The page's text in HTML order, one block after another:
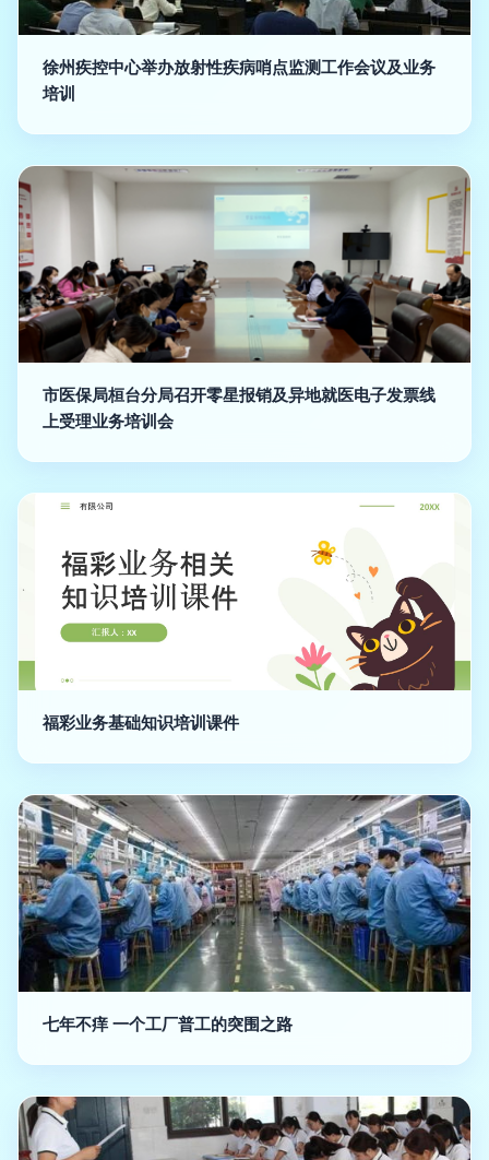
徐州疾控中心举办放射性疾病哨点监测工作会议及业务
培训
市医保局桓台分局召开零星报销及异地就医电子发票线
上受理业务培训会
福彩业务基础知识培训课件
七年不痒 一个工厂普工的突围之路